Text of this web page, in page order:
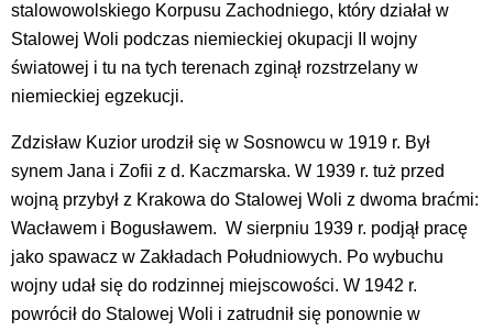
stalowowolskiego Korpusu Zachodniego, który działał w
Stalowej Woli podczas niemieckiej okupacji II wojny
światowej i tu na tych terenach zginął rozstrzelany w
niemieckiej egzekucji.
Zdzisław Kuzior urodził się w Sosnowcu w 1919 r. Był
synem Jana i Zofii z d. Kaczmarska. W 1939 r. tuż przed
wojną przybył z Krakowa do Stalowej Woli z dwoma braćmi:
Wacławem i Bogusławem. W sierpniu 1939 r. podjął pracę
jako spawacz w Zakładach Południowych. Po wybuchu
wojny udał się do rodzinnej miejscowości. W 1942 r.
powrócił do Stalowej Woli i zatrudnił się ponownie w